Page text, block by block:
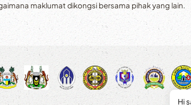
maklumat dikongsi bersama pihak yang lain.
Hi